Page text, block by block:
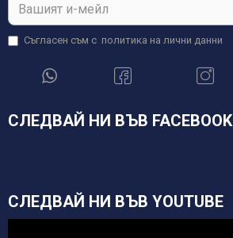
Съгласен съм с политика на лични данни
СЛЕДВАЙ НИ ВЪВ FACEBOOK
СЛЕДВАЙ НИ ВЪВ YOUTUBE